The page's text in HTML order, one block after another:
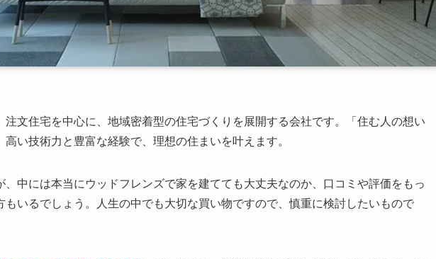
注文住宅を中心に、地域密着型の住宅づくりを展開する会社です。「住む人の想い
い技術力と豊富な経験で、理想の住まいを叶えます。
、中には本当にウッドフレンズで家を建てても大丈夫なのか、口コミや評価をもっ
もいるでしょう。人生の中でも大切な買い物ですので、慎重に検討したいもので